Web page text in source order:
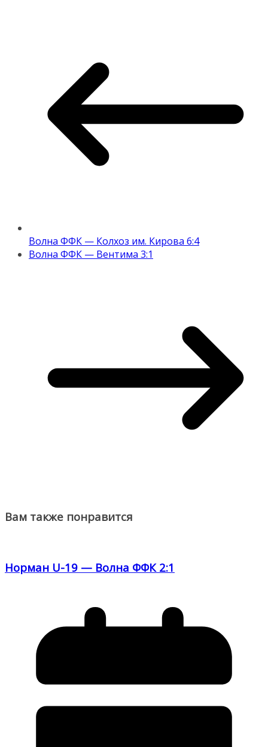
Волна ФФК — Колхоз им. Кирова 6:4
Волна ФФК — Вентима 3:1
Вам также понравится
Норман U-19 — Волна ФФК 2:1